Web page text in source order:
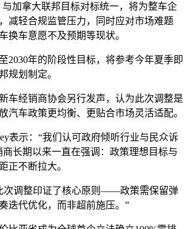
加拿大联邦目标对标统一，将为整车企
减轻合规监管压力，同时应对市场难题
车意愿不及预期等现状。
2030年的阶段性目标，将参考今年夏季即
规划制定。
车经销商协会另行发声，认为此次调整是
汽车政策更均衡、更贴合市场灵活适配。
表示：“我们认可政府倾听行业与民众诉
商长期以来一直在强调：政策理想目标与
正不断拉大。
次调整印证了核心原则——政策需保留弹
迭代优化，而非超前施压。”